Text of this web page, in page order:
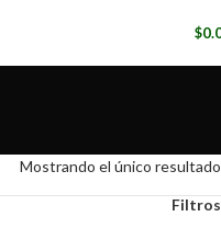
$
Mostrando el único resultado
Filtros